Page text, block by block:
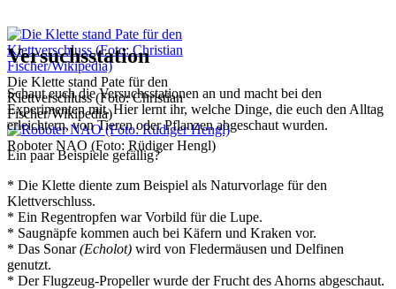
Die Klette stand Pate für den
Klettverschluss (Foto: Christian
Fischer/Wikipedia)
Roboter NAO (Foto: Rüdiger Hengl)
Versuchsstation
Schaut euch die Versuchsstationen an und macht bei den
Experimenten mit. Hier lernt ihr, welche Dinge, die euch den Alltag
erleichtern, von Tieren oder Pflanzen abgeschaut wurden.
Ein paar Beispiele gefällig?
* Die Klette diente zum Beispiel als Naturvorlage für den
Klettverschluss.
* Ein Regentropfen war Vorbild für die Lupe.
* Saugnäpfe kommen auch bei Käfern und Kraken vor.
* Das Sonar(Echolot) wird von Fledermäusen und Delfinen
genutzt.
* Der Flugzeug-Propeller wurde der Frucht des Ahorns abgeschaut.